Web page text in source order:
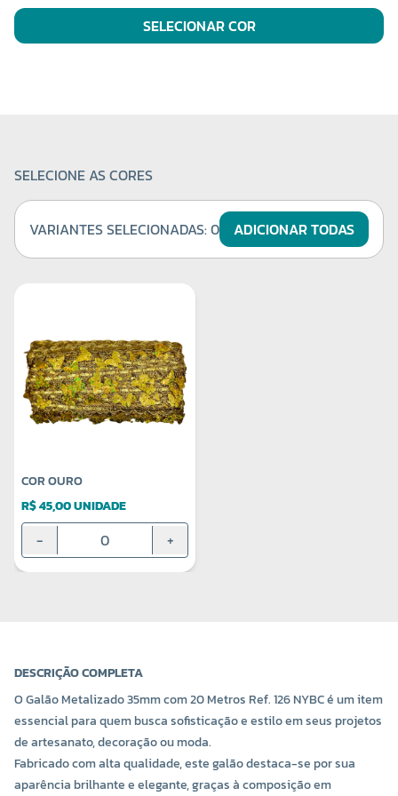
SELECIONAR COR
SELECIONE AS CORES
VARIANTES SELECIONADAS:0 ADICIONAR TODAS
COR OURO
R$ 45,00 UNIDADE
- +
DESCRIÇÃO COMPLETA
O Galão Metalizado 35mm com 20 Metros Ref. 126 NYBC é um item
essencial para quem busca sofisticação e estilo em seus projetos
de artesanato, decoração ou moda.
Fabricado com alta qualidade, este galão destaca-se por sua
aparência brilhante e elegante, graças à composição em